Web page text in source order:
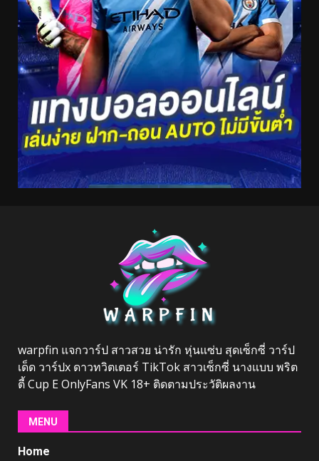
warpfin แจกวาร์ป สาวสวย น่ารัก หุ่นแซ่บ สุดเซ็กซี่ วาร์ป
เด็ด วาร์ปx ดาวทวิตเตอร์ TikTok สาวเซ็กซี่ นางแบบ พริต
ตี้ Cup E OnlyFans VK 18+ ติดตามประวัติผลงาน
MENU
Home